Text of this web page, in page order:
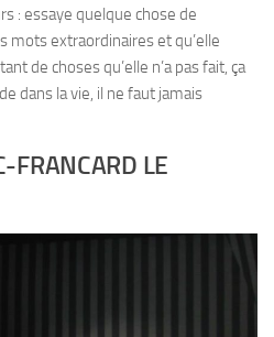
: essaye quelque chose de
mots extraordinaires et qu’elle
de choses qu’elle n’a pas fait, ça
dans la vie, il ne faut jamais
FRANCARD LE